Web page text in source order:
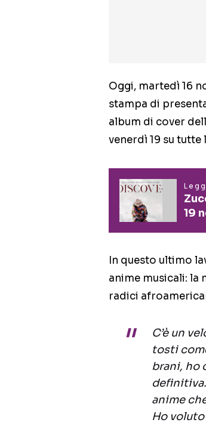
Oggi, martedì 16
stampa di
album di cover
venerdì 19 su
19
In questo ultimo
anime musicali:
radici
C’è un
tosti
brani, ho
anime
Ho